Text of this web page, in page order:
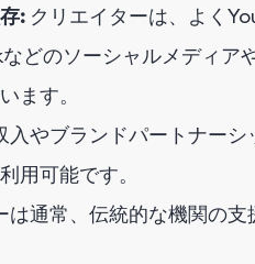
: クリエイターは、よく
どのソーシャルメディア
ます。
入やブランドパートナーシ
用可能です。
は通常、伝統的な機関の